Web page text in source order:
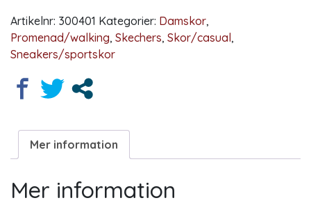
Artikelnr: 300401 Kategorier: Damskor,
Promenad/walking, Skechers, Skor/casual,
Sneakers/sportskor
Mer information
Mer information